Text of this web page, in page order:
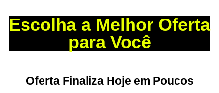
Escolha a Melhor Oferta
para Você
Oferta Finaliza Hoje em Poucos